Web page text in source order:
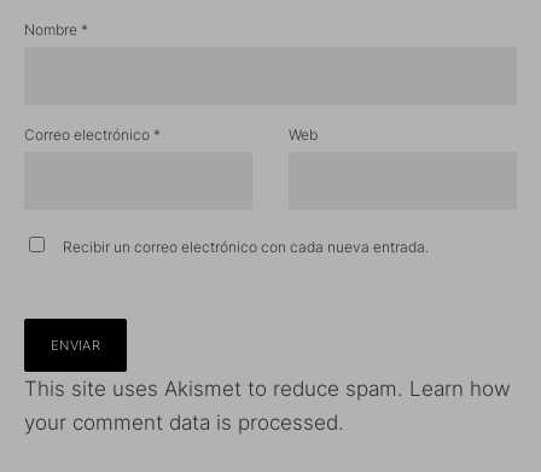
Nombre *
Correo electrónico * Web
Recibir un correo electrónico con cada nueva entrada.
This site uses Akismet to reduce spam. Learn how
your comment data is processed.